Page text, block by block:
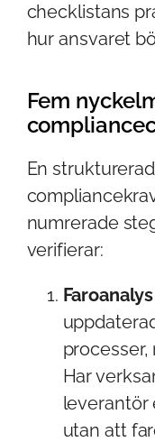
checklistans
hur ansvaret
Fem
En
numrerade
verifierar:
Har
leverantör
utan att